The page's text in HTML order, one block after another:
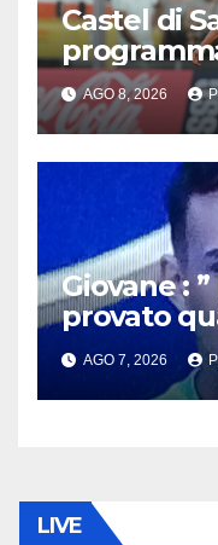
Castel di
AGO 8, 2026
Giovane :
provato
haAGO 7, 2026
LIVE